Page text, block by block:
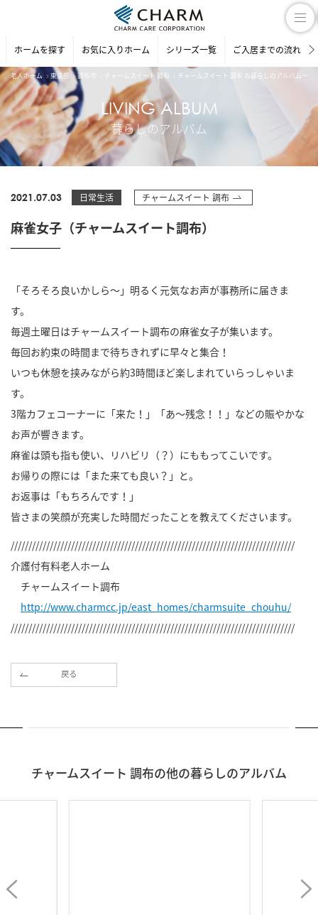
ホームを探す お気に入りホーム シリーズ一覧 ご入居までの流れ
老人ホーム 東京都 調布市 チャームスイート 調布 チャームスイート 調布 の暮らしのアルバム一覧
LIVING ALBUM
暮らしのアルバム
2021.07.03 日常生活 チャームスイート 調布
麻雀女子（チャームスイート調布）
「そろそろ良いかしら～」明るく元気なお声が事務所に届きま
す。
毎週土曜日はチャームスイート調布の麻雀女子が集います。
毎回お約束の時間まで待ちきれずに早々と集合！
いつも休憩を挟みながら約3時間ほど楽しまれていらっしゃいま
す。
3階カフェコーナーに「来た！」「あ～残念！！」などの賑やかな
お声が響きます。
麻雀は頭も指も使い、リハビリ（？）にももってこいです。
お帰りの際には「また来ても良い？」と。
お返事は「もちろんです！」
皆さまの笑顔が充実した時間だったことを教えてくださいます。
////////////////////////////////////////////////////////////////////////////////
介護付有料老人ホーム
チャームスイート調布
http://www.charmcc.jp/east_homes/charmsuite_chouhu/
////////////////////////////////////////////////////////////////////////////////
戻る
チャームスイート 調布の他の暮らしのアルバム